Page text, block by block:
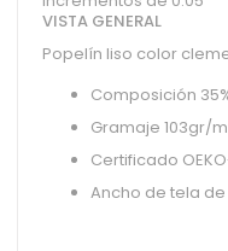
VISTA GENERAL
Popelín liso color
Composición
Gramaje 103gr/
Certificado
Ancho de tela de